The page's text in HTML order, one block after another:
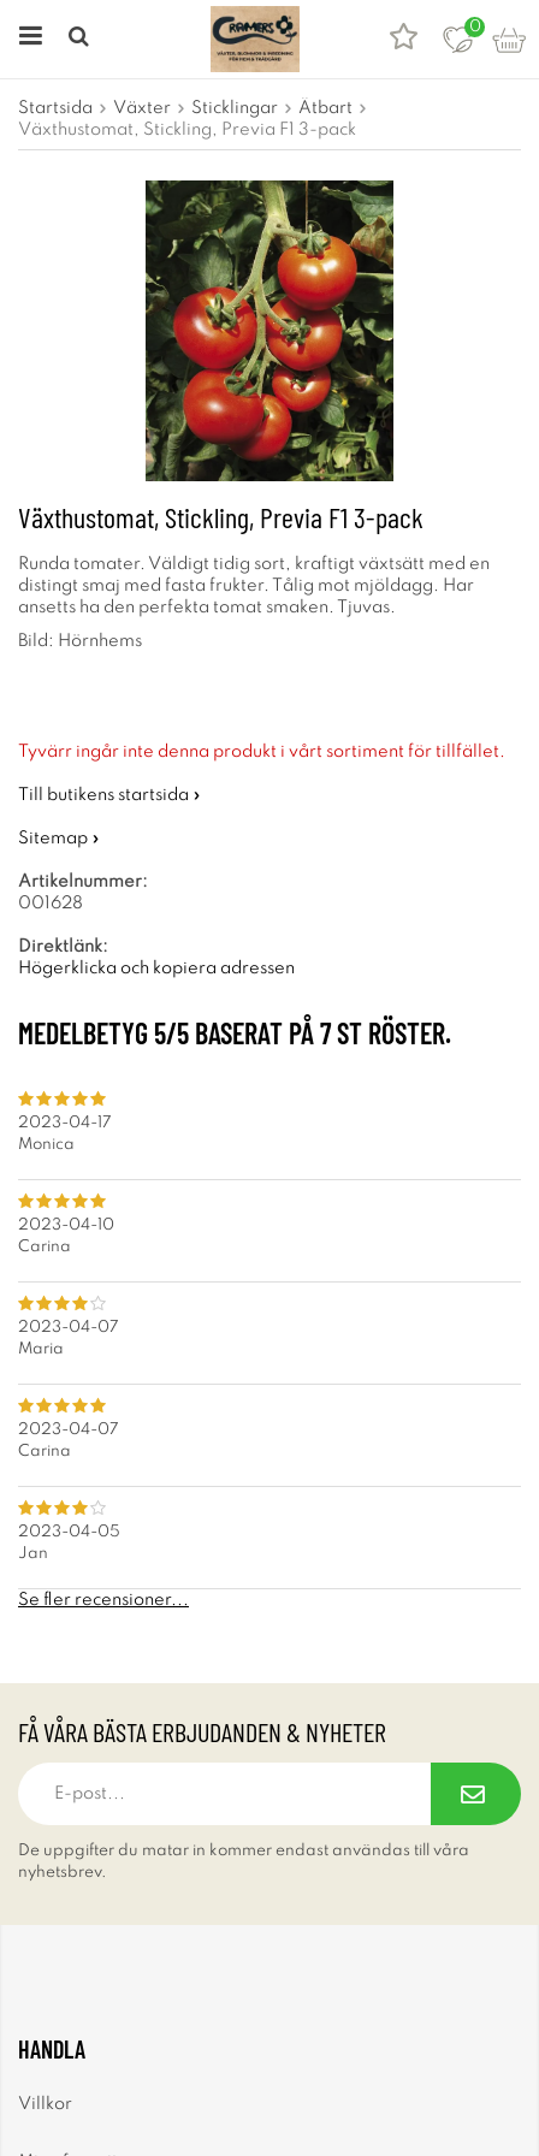
0
Startsida Växter Sticklingar
Ätbart
Växthustomat, Stickling, Previa F1 3-pack
Växthustomat, Stickling, Previa F1 3-pack
Runda tomater. Väldigt tidig sort, kraftigt växtsätt med en
distingt smaj med fasta frukter. Tålig mot mjöldagg. Har
ansetts ha den perfekta tomat smaken. Tjuvas.
Bild: Hörnhems
Tyvärr ingår inte denna produkt i vårt sortiment för tillfället.
Till butikens startsida »
Sitemap »
Artikelnummer:
001628
Direktlänk:
Högerklicka och kopiera adressen
MEDELBETYG 5/5 BASERAT PÅ7ST RÖSTER.
2023-04-17
Monica
2023-04-10
Carina
2023-04-07
Maria
2023-04-07
Carina
2023-04-05
Jan
Se fler recensioner...
FÅ VÅRA BÄSTA ERBJUDANDEN & NYHETER
De uppgifter du matar in kommer endast användas till våra
nyhetsbrev.
HANDLA
Villkor